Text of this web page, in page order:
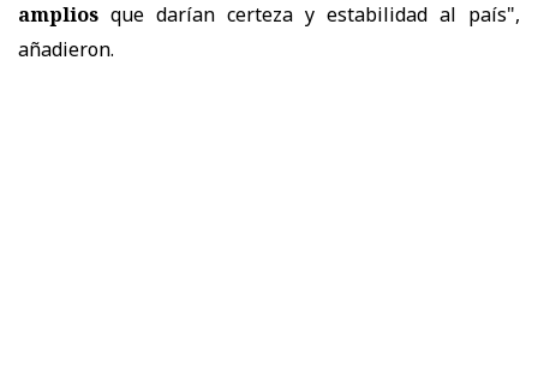
amplios que darían certeza y estabilidad al país",
añadieron.